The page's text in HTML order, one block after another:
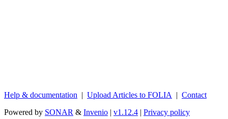
Help & documentation | Upload Articles to FOLIA | Contact
Powered by SONAR & Invenio | v1.12.4 | Privacy policy